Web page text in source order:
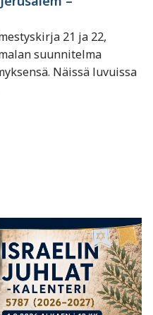
21 ja 22,
suunnitelma
Näissä luvuissa